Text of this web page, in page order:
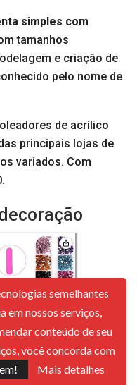
simples com
tamanhos
e criação de
pelo nome de
de acrílico
principais lojas de
variados. Com
semelhantes
em nossos serviços,
conteúdo de seu
você concorda com
Mais detalhes